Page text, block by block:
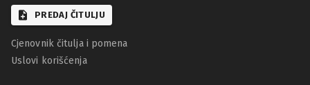
PREDAJ ČITULJU
Cjenovnik čitulja i pomena
Uslovi korišćenja